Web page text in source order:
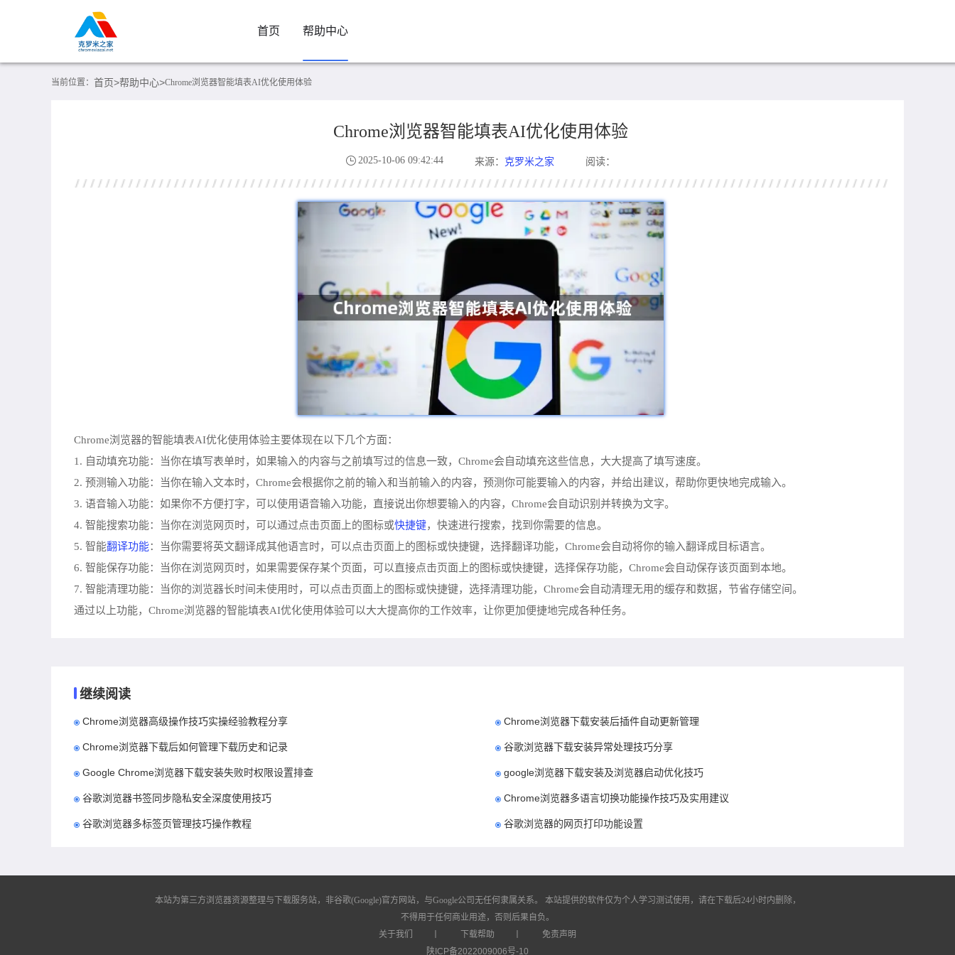
首页 帮助中心
当前位置： 首页>帮助中心>Chrome浏览器智能填表AI优化使用体验
Chrome浏览器智能填表AI优化使用体验
2025-10-06 09:42:44 来源： 克罗米之家 阅读：
Chrome浏览器的智能填表AI优化使用体验主要体现在以下几个方面：
1. 自动填充功能：当你在填写表单时，如果输入的内容与之前填写过的信息一致，Chrome会自动填充这些信息，大大提高了填写速度。
2. 预测输入功能：当你在输入文本时，Chrome会根据你之前的输入和当前输入的内容，预测你可能要输入的内容，并给出建议，帮助你更快地完成输入。
3. 语音输入功能：如果你不方便打字，可以使用语音输入功能，直接说出你想要输入的内容，Chrome会自动识别并转换为文字。
4. 智能搜索功能：当你在浏览网页时，可以通过点击页面上的图标或快捷键，快速进行搜索，找到你需要的信息。
5. 智能翻译功能：当你需要将英文翻译成其他语言时，可以点击页面上的图标或快捷键，选择翻译功能，Chrome会自动将你的输入翻译成目标语言。
6. 智能保存功能：当你在浏览网页时，如果需要保存某个页面，可以直接点击页面上的图标或快捷键，选择保存功能，Chrome会自动保存该页面到本地。
7. 智能清理功能：当你的浏览器长时间未使用时，可以点击页面上的图标或快捷键，选择清理功能，Chrome会自动清理无用的缓存和数据，节省存储空间。
通过以上功能，Chrome浏览器的智能填表AI优化使用体验可以大大提高你的工作效率，让你更加便捷地完成各种任务。
继续阅读
Chrome浏览器高级操作技巧实操经验教程分享 Chrome浏览器下载安装后插件自动更新管理
Chrome浏览器下载后如何管理下载历史和记录 谷歌浏览器下载安装异常处理技巧分享
Google Chrome浏览器下载安装失败时权限设置排查 google浏览器下载安装及浏览器启动优化技巧
谷歌浏览器书签同步隐私安全深度使用技巧 Chrome浏览器多语言切换功能操作技巧及实用建议
谷歌浏览器多标签页管理技巧操作教程 谷歌浏览器的网页打印功能设置
本站为第三方浏览器资源整理与下载服务站，非谷歌(Google)官方网站，与Google公司无任何隶属关系。
本站提供的软件仅为个人学习测试使用，请在下载后24小时内删除，
不得用于任何商业用途，否则后果自负。
关于我们
下载帮助
免责声明
陕ICP备2022009006号-10